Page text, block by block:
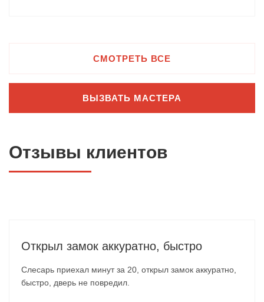
СМОТРЕТЬ ВСЕ
ВЫЗВАТЬ МАСТЕРА
Отзывы клиентов
Открыл замок аккуратно, быстро
Слесарь приехал минут за 20, открыл замок аккуратно,
быстро, дверь не повредил.